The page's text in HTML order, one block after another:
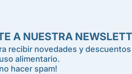
A NUESTRA
recibir novedades y
alimentario.
hacer spam!